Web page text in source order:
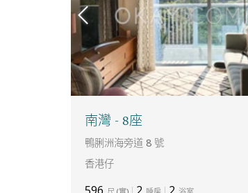
南灣 - 8座
鴨脷洲海旁道 8 號
香港仔